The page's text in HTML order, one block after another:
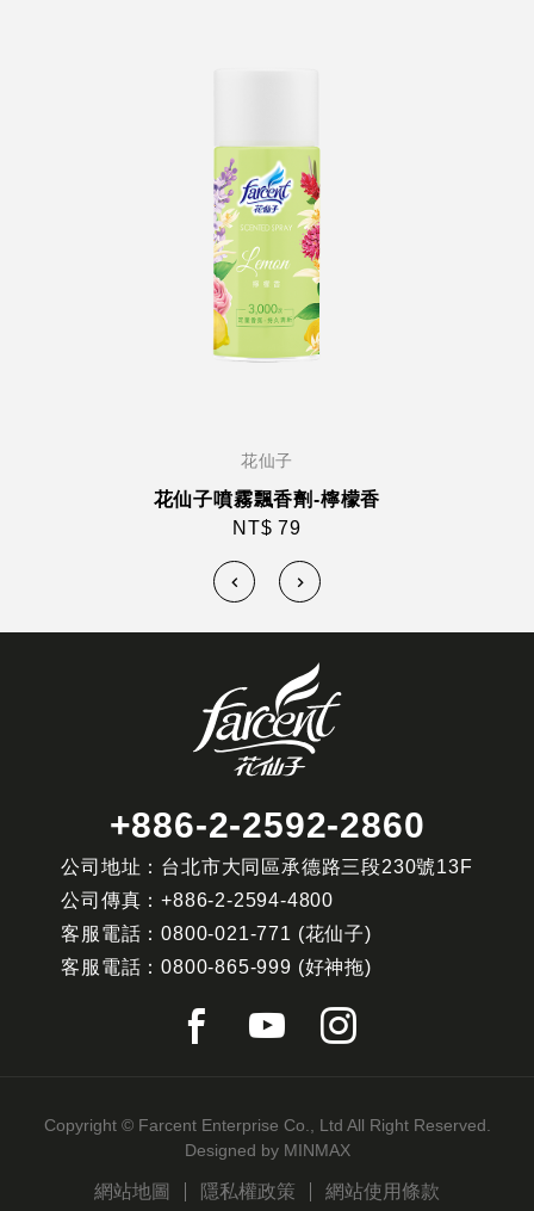
花仙子
花仙子噴霧飄香劑-檸檬香
NT$ 79
+886-2-2592-2860
公司地址：台北市大同區承德路三段230號13F
公司傳真：+886-2-2594-4800
客服電話：0800-021-771 (花仙子)
客服電話：0800-865-999 (好神拖)
Copyright © Farcent Enterprise Co., Ltd All Right Reserved.
Designed by MINMAX
網站地圖 隱私權政策 網站使用條款